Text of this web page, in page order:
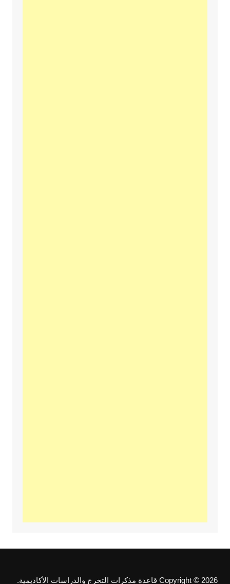
Copyright © 2026 قاعدة مذكرات التخرج والدراسات الأكاديمية.